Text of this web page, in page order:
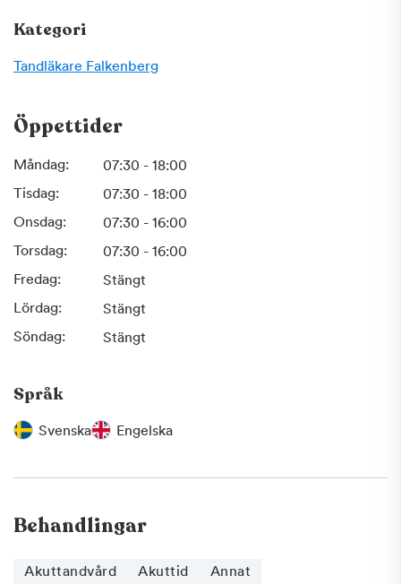
Kategori
Tandläkare Falkenberg
Öppettider
Måndag:
07:30 - 18:00
Tisdag:
07:30 - 18:00
Onsdag:
07:30 - 16:00
Torsdag:
07:30 - 16:00
Fredag:
Stängt
Lördag:
Stängt
Söndag:
Stängt
Språk
Svenska Engelska
Behandlingar
Akuttandvård Akuttid
Annat